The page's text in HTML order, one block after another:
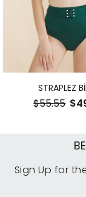
STRAPLEZ
$55.55
Sign Up for